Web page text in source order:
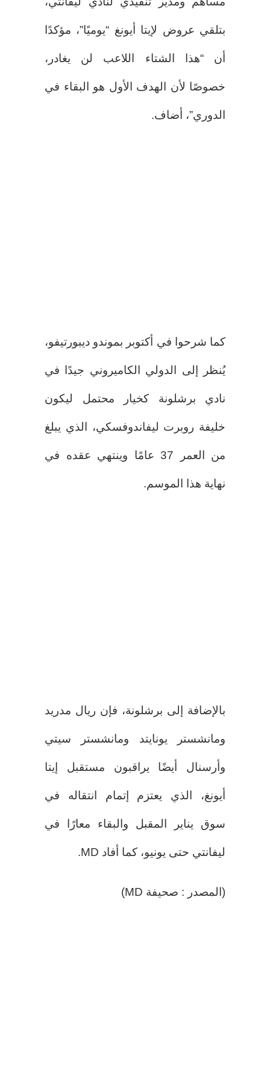
بتلقي عروض لإيتا أيونغ “يوميًا”، مؤكدًا
أن “هذا الشتاء اللاعب لن يغادر،
خصوصًا لأن الهدف الأول هو البقاء في
الدوري”، أضاف.
كما شرحوا في أكتوبر بموندو ديبورتيفو،
يُنظر إلى الدولي الكاميروني جيدًا في
نادي برشلونة كخيار محتمل ليكون
خليفة روبرت ليفاندوفسكي، الذي يبلغ
من العمر 37 عامًا وينتهي عقده في
نهاية هذا الموسم.
بالإضافة إلى برشلونة، فإن ريال مدريد
ومانشستر يونايتد ومانشستر سيتي
وأرسنال أيضًا يراقبون مستقبل إيتا
أيونغ، الذي يعتزم إتمام انتقاله في
سوق يناير المقبل والبقاء معارًا في
ليفانتي حتى يونيو، كما أفاد MD.
(المصدر : صحيفة MD)